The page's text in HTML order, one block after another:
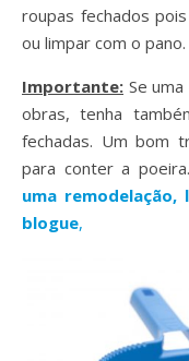
roupas fechados
ou limpar com o pano.
Importante: Se
obras, tenha
fechadas. Um bom
para conter a
uma
blogue,